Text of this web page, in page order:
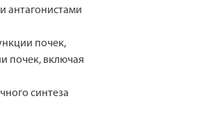
антагонистами
почек,
почек, включая
синтеза